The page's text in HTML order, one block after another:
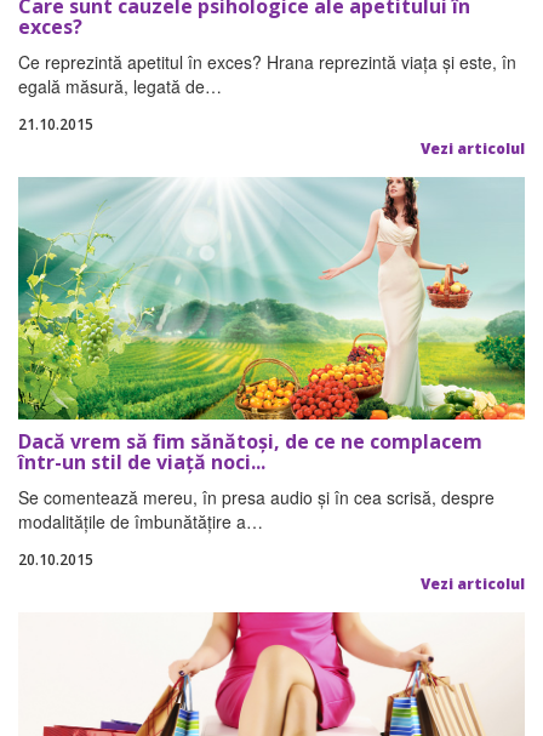
Care sunt cauzele psihologice ale apetitului în
exces?
Ce reprezintă apetitul în exces? Hrana reprezintă viaţa şi este, în
egală măsură, legată de…
21.10.2015
Vezi articolul
Dacă vrem să fim sănătoşi, de ce ne complacem
într-un stil de viaţă noci...
Se comentează mereu, în presa audio şi în cea scrisă, despre
modalităţile de îmbunătăţire a…
20.10.2015
Vezi articolul